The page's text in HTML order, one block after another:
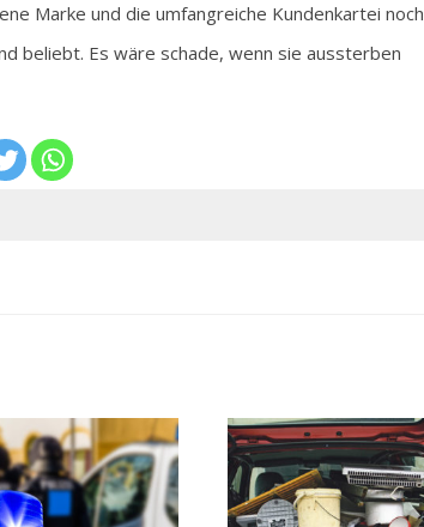
Marke und die umfangreiche Kundenkartei noch
beliebt. Es wäre schade, wenn sie aussterben